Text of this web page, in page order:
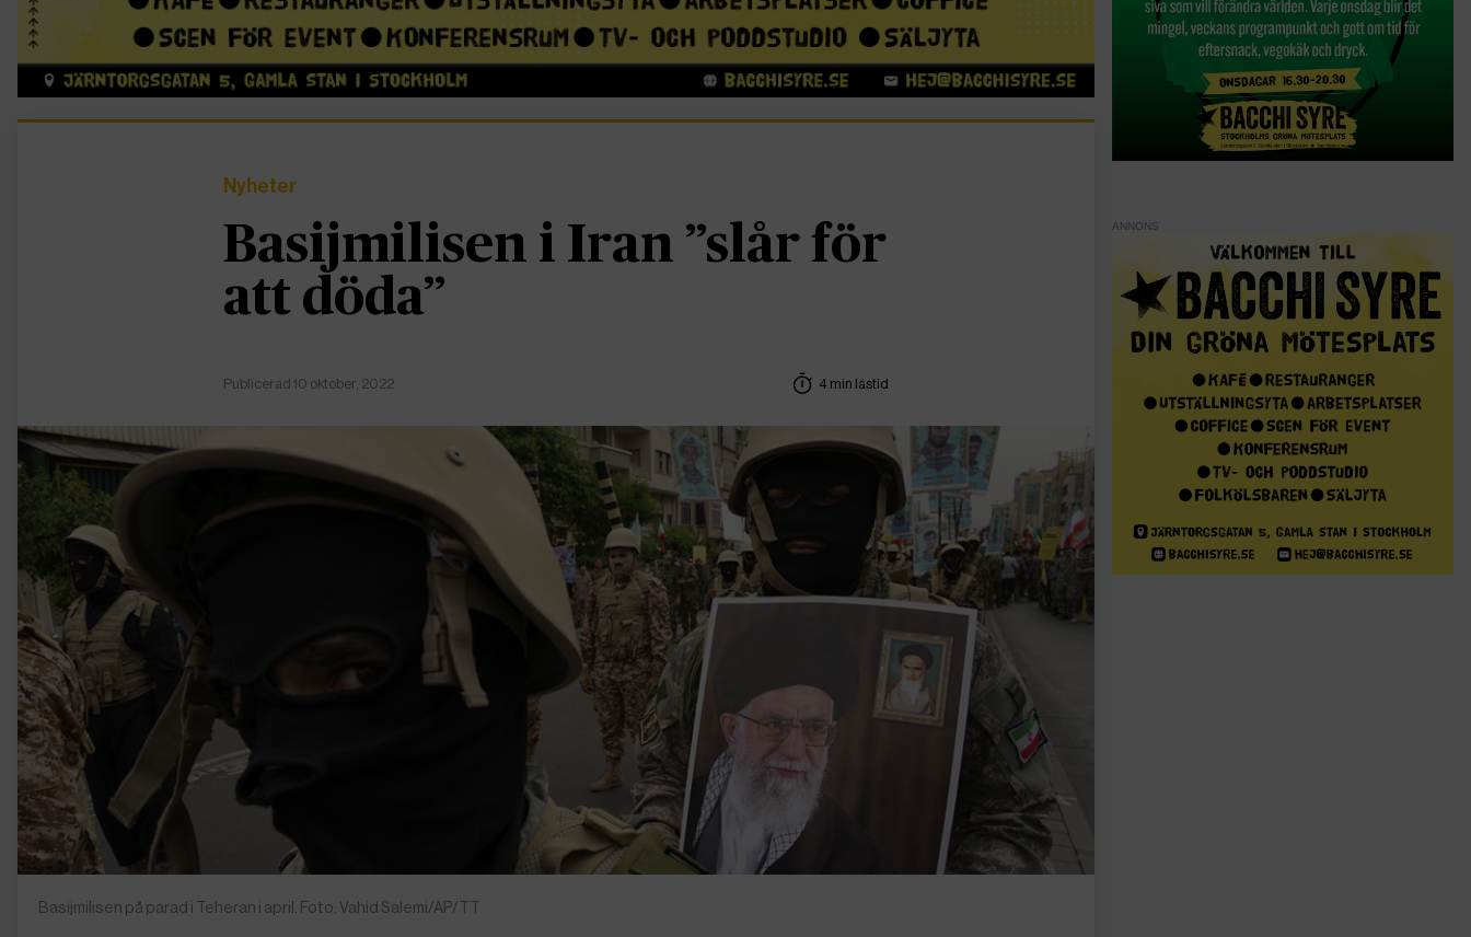
Nyheter
Basijmilisen i Iran ”slår för
att döda”
Publicerad 10 oktober, 2022 4 min lästid
Basijmilisen på parad i Teheran i april. Foto: Vahid Salemi/AP/TT
ANNONS